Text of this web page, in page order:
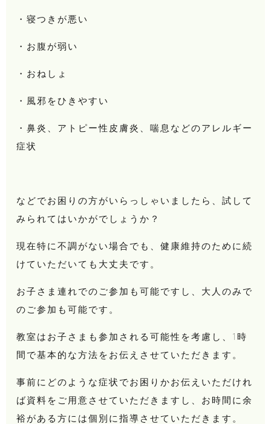
・寝つきが悪い
・お腹が弱い
・おねしょ
・風邪をひきやすい
・鼻炎、アトピー性皮膚炎、喘息などのアレルギー
症状
などでお困りの方がいらっしゃいましたら、試して
みられてはいかがでしょうか？
現在特に不調がない場合でも、健康維持のために続
けていただいても大丈夫です。
お子さま連れでのご参加も可能ですし、大人のみで
のご参加も可能です。
教室はお子さまも参加される可能性を考慮し、1時
間で基本的な方法をお伝えさせていただきます。
事前にどのような症状でお困りかお伝えいただけれ
ば資料をご用意させていただきますし、お時間に余
裕がある方には個別に指導させていただきます。